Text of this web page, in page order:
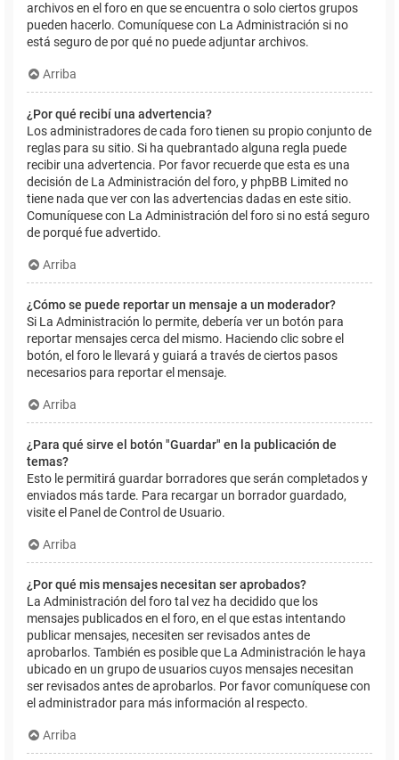
archivos en el foro en que se encuentra o solo ciertos grupos
pueden hacerlo. Comuníquese con La Administración si no
está seguro de por qué no puede adjuntar archivos.
Arriba
¿Por qué recibí una advertencia?
Los administradores de cada foro tienen su propio conjunto de
reglas para su sitio. Si ha quebrantado alguna regla puede
recibir una advertencia. Por favor recuerde que esta es una
decisión de La Administración del foro, y phpBB Limited no
tiene nada que ver con las advertencias dadas en este sitio.
Comuníquese con La Administración del foro si no está seguro
de porqué fue advertido.
Arriba
¿Cómo se puede reportar un mensaje a un moderador?
Si La Administración lo permite, debería ver un botón para
reportar mensajes cerca del mismo. Haciendo clic sobre el
botón, el foro le llevará y guiará a través de ciertos pasos
necesarios para reportar el mensaje.
Arriba
¿Para qué sirve el botón "Guardar" en la publicación de
temas?
Esto le permitirá guardar borradores que serán completados y
enviados más tarde. Para recargar un borrador guardado,
visite el Panel de Control de Usuario.
Arriba
¿Por qué mis mensajes necesitan ser aprobados?
La Administración del foro tal vez ha decidido que los
mensajes publicados en el foro, en el que estas intentando
publicar mensajes, necesiten ser revisados antes de
aprobarlos. También es posible que La Administración le haya
ubicado en un grupo de usuarios cuyos mensajes necesitan
ser revisados antes de aprobarlos. Por favor comuníquese con
el administrador para más información al respecto.
Arriba